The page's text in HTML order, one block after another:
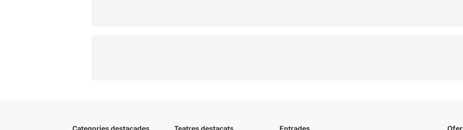
Categories destacades Teatres destacats Entrades